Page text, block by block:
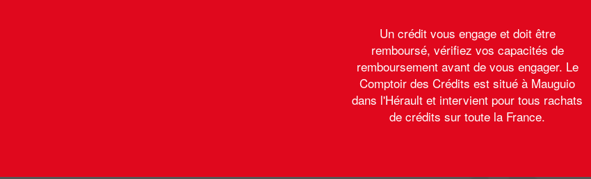
Un crédit vous engage et doit être
remboursé, vérifiez vos capacités de
remboursement avant de vous engager. Le
Comptoir des Crédits est situé à Mauguio
dans l'Hérault et intervient pour tous rachats
de crédits sur toute la France.